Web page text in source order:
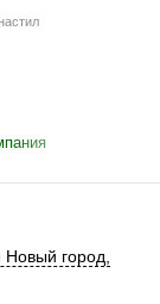
город,